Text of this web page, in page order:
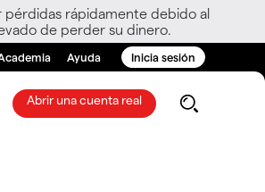
pérdidas rápidamente debido al
de perder su dinero.
Ayuda Inicia sesión
Abrir una cuenta real